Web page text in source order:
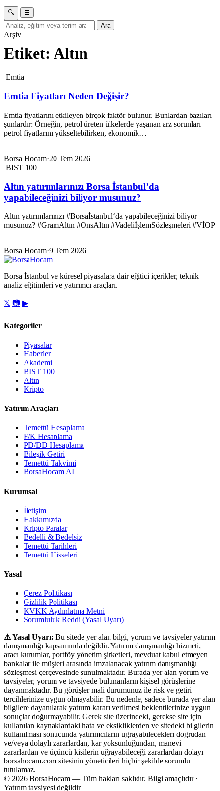
🔍
☰
Ara
Arşiv
Etiket: Altın
Emtia
Emtia Fiyatları Neden Değişir?
Emtia fiyatlarını etkileyen birçok faktör bulunur. Bunlardan bazıları
şunlardır: Örneğin, petrol üreten ülkelerde yaşanan arz sorunları
petrol fiyatlarını yükseltebilirken, ekonomik…
Borsa Hocam·20 Tem 2026
BIST 100
Altın yatırımlarınızı Borsa İstanbul’da
yapabileceğinizi biliyor musunuz?
Altın yatırımlarınızı #Borsaİstanbul‘da yapabileceğinizi biliyor
musunuz? #GramAltın #OnsAltın #VadeliİşlemSözleşmeleri #VİOP
Borsa Hocam·9 Tem 2026
Borsa İstanbul ve küresel piyasalara dair eğitici içerikler, teknik
analiz eğitimleri ve yatırımcı araçları.
𝕏 📷 ▶
Kategoriler
Piyasalar
Haberler
Akademi
BIST 100
Altın
Kripto
Yatırım Araçları
Temettü Hesaplama
F/K Hesaplama
PD/DD Hesaplama
Bileşik Getiri
Temettü Takvimi
BorsaHocam AI
Kurumsal
İletişim
Hakkımızda
Kripto Paralar
Bedelli & Bedelsiz
Temettü Tarihleri
Temettü Hisseleri
Yasal
Çerez Politikası
Gizlilik Politikası
KVKK Aydınlatma Metni
Sorumluluk Reddi (Yasal Uyarı)
⚠ Yasal Uyarı: Bu sitede yer alan bilgi, yorum ve tavsiyeler yatırım
danışmanlığı kapsamında değildir. Yatırım danışmanlığı hizmeti;
aracı kurumlar, portföy yönetim şirketleri, mevduat kabul etmeyen
bankalar ile müşteri arasında imzalanacak yatırım danışmanlığı
sözleşmesi çerçevesinde sunulmaktadır. Burada yer alan yorum ve
tavsiyeler, yorum ve tavsiyede bulunanların kişisel görüşlerine
dayanmaktadır. Bu görüşler mali durumunuz ile risk ve getiri
tercihlerinize uygun olmayabilir. Bu nedenle, sadece burada yer alan
bilgilere dayanılarak yatırım kararı verilmesi beklentilerinize uygun
sonuçlar doğurmayabilir. Gerek site üzerindeki, gerekse site için
kullanılan kaynaklardaki hata ve eksikliklerden ve sitedeki bilgilerin
kullanılması sonucunda yatırımcıların uğrayabilecekleri doğrudan
ve/veya dolaylı zararlardan, kar yoksunluğundan, manevi
zararlardan ve üçüncü kişilerin uğrayabileceği zararlardan dolayı
borsahocam.com sitesinin yöneticileri hiçbir şekilde sorumlu
tutulamaz.
© 2026 BorsaHocam — Tüm hakları saklıdır. Bilgi amaçlıdır ·
Yatırım tavsiyesi değildir